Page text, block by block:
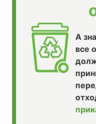
А
все